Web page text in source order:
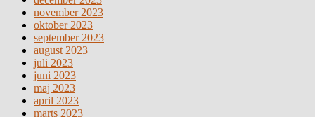
november 2023
oktober 2023
september 2023
august 2023
juli 2023
juni 2023
maj 2023
april 2023
marts 2023